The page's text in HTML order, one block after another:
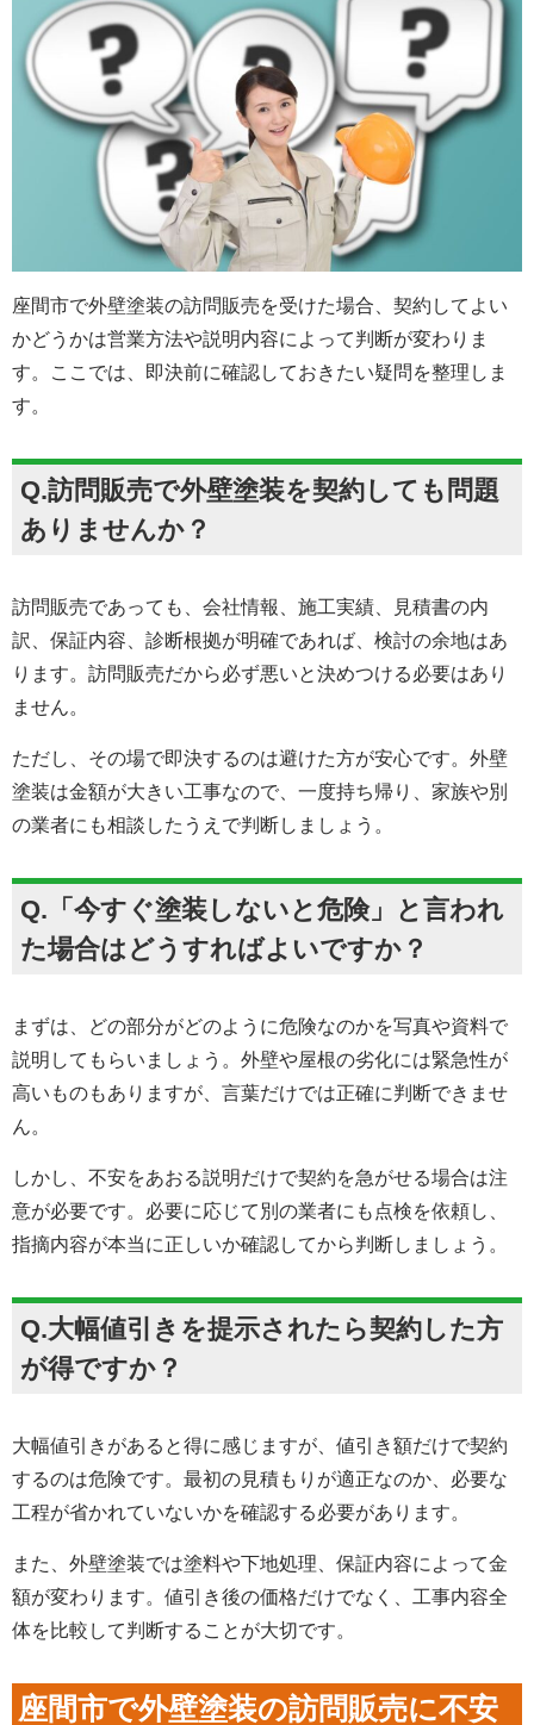
座間市で外壁塗装の訪問販売を受けた場合、契約してよい
かどうかは営業方法や説明内容によって判断が変わりま
す。ここでは、即決前に確認しておきたい疑問を整理しま
す。
Q.訪問販売で外壁塗装を契約しても問題
ありませんか？
訪問販売であっても、会社情報、施工実績、見積書の内
訳、保証内容、診断根拠が明確であれば、検討の余地はあ
ります。訪問販売だから必ず悪いと決めつける必要はあり
ません。
ただし、その場で即決するのは避けた方が安心です。外壁
塗装は金額が大きい工事なので、一度持ち帰り、家族や別
の業者にも相談したうえで判断しましょう。
Q.「今すぐ塗装しないと危険」と言われ
た場合はどうすればよいですか？
まずは、どの部分がどのように危険なのかを写真や資料で
説明してもらいましょう。外壁や屋根の劣化には緊急性が
高いものもありますが、言葉だけでは正確に判断できませ
ん。
しかし、不安をあおる説明だけで契約を急がせる場合は注
意が必要です。必要に応じて別の業者にも点検を依頼し、
指摘内容が本当に正しいか確認してから判断しましょう。
Q.大幅値引きを提示されたら契約した方
が得ですか？
大幅値引きがあると得に感じますが、値引き額だけで契約
するのは危険です。最初の見積もりが適正なのか、必要な
工程が省かれていないかを確認する必要があります。
また、外壁塗装では塗料や下地処理、保証内容によって金
額が変わります。値引き後の価格だけでなく、工事内容全
体を比較して判断することが大切です。
座間市で外壁塗装の訪問販売に不安